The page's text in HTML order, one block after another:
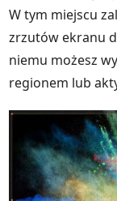
W tym miejscu
zrzutów ekranu
niemu możesz
regionem lub